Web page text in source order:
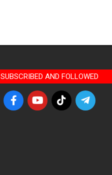
SUBSCRIBED AND FOLLOWED